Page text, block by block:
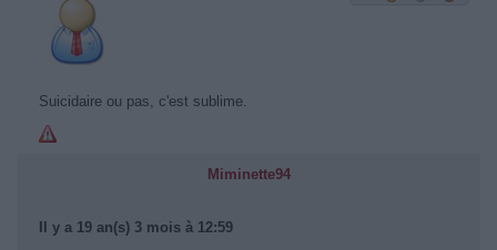
Suicidaire ou pas, c'est sublime.
Miminette94
Il y a 19 an(s) 3 mois à 12:59